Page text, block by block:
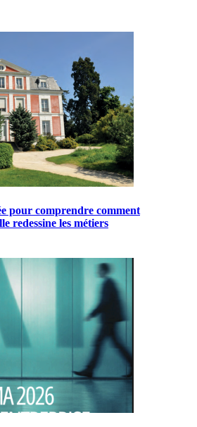
pour comprendre comment
redessine les métiers